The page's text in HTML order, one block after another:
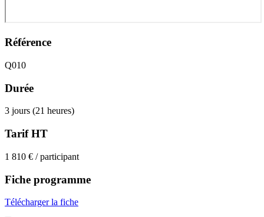
Référence
Q010
Durée
3 jours (21 heures)
Tarif HT
1 810 € / participant
Fiche programme
Télécharger la fiche